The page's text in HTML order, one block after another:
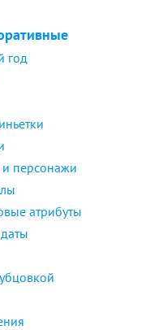
год
персонажи
атрибуты